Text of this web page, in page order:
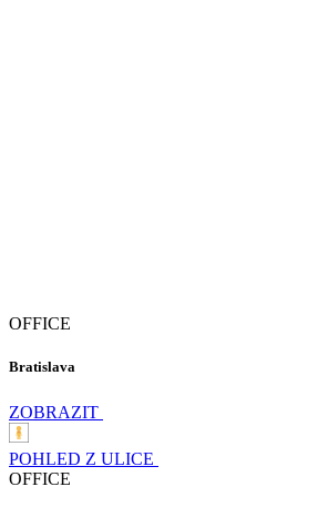
OFFICE
Bratislava
ZOBRAZIT
POHLED Z ULICE
OFFICE